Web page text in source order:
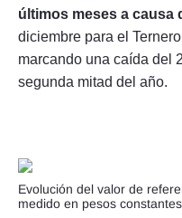
últimos meses a causa
diciembre para el
marcando una caída del
segunda mitad del año.
Evolución del valor de
medido en pesos